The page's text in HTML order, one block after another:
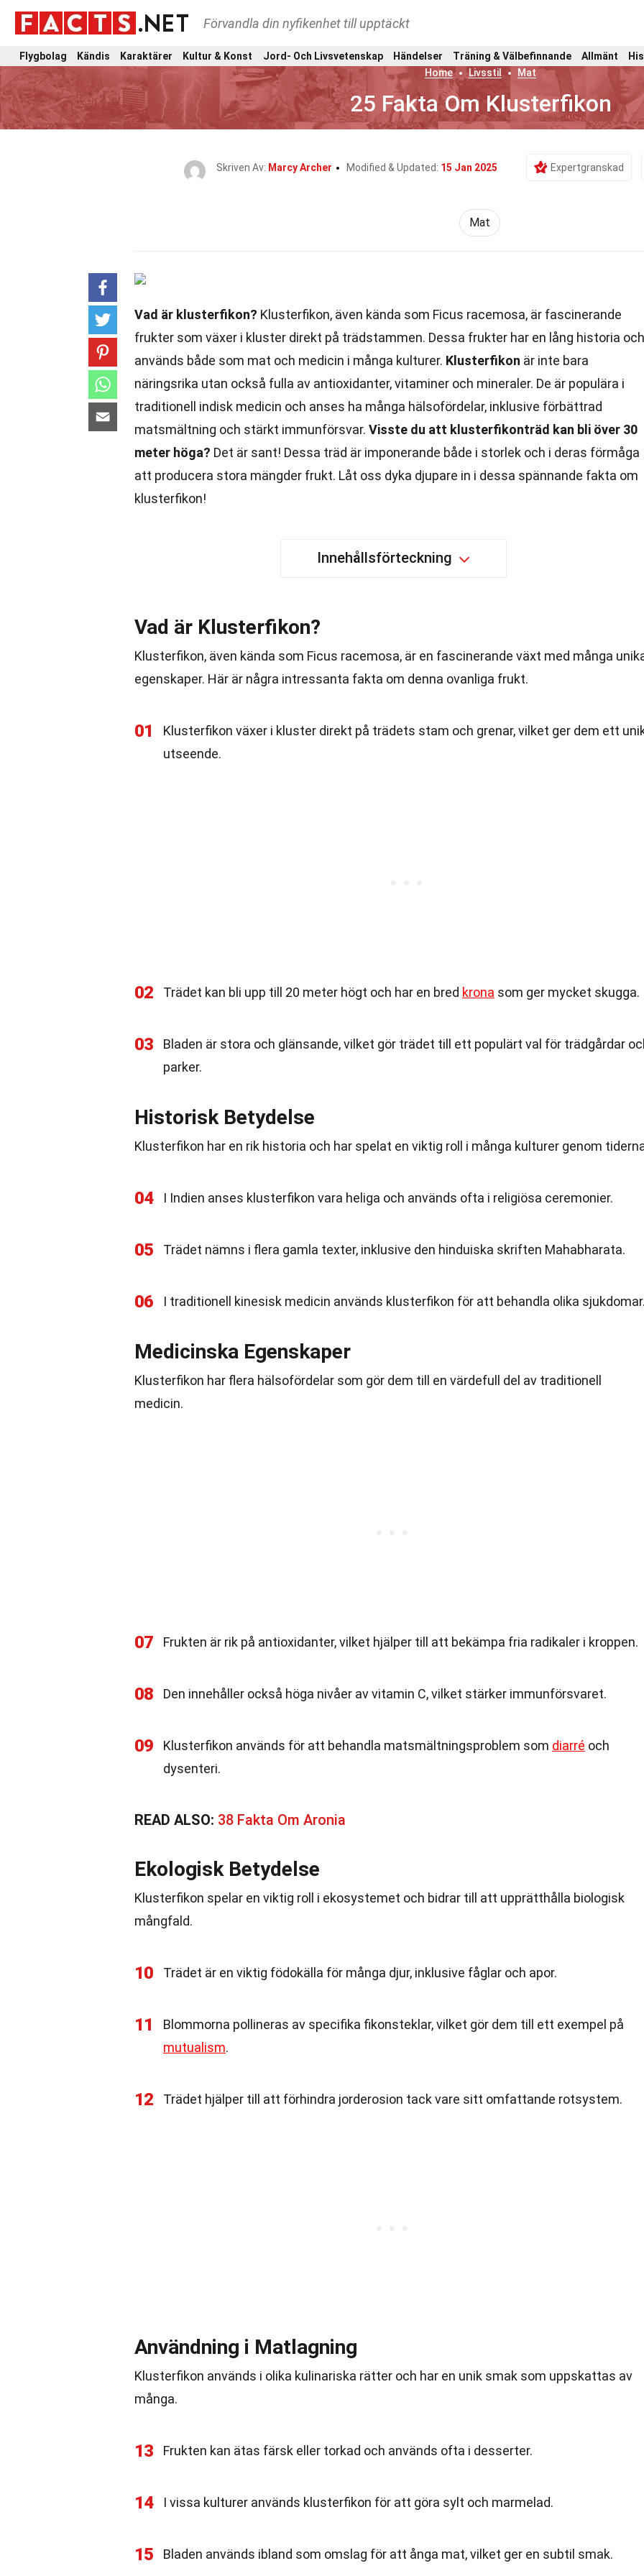
Förvandla din nyfikenhet till upptäckt
Flygbolag Kändis Karaktärer Kultur & Konst Jord- Och Livsvetenskap Händelser Träning & Välbefinnande Allmänt
Home
Livsstil Mat
25 Fakta Om Klusterfikon
Skriven Av: Marcy Archer Modified & Updated: 15 Jan 2025 Expertgranskad
Mat
Vad är klusterfikon? Klusterfikon, även kända som Ficus racemosa, är fascinerande
frukter som växer i kluster direkt på trädstammen. Dessa frukter har en lång historia och
används både som mat och medicin i många kulturer. Klusterfikon är inte bara
näringsrika utan också fulla av antioxidanter, vitaminer och mineraler. De är populära i
traditionell indisk medicin och anses ha många hälsofördelar, inklusive förbättrad
matsmältning och stärkt immunförsvar. Visste du att klusterfikonträd kan bli över 30
meter höga? Det är sant! Dessa träd är imponerande både i storlek och i deras förmåga
att producera stora mängder frukt. Låt oss dyka djupare in i dessa spännande fakta om
klusterfikon!
Innehållsförteckning
Vad är Klusterfikon?
Klusterfikon, även kända som Ficus racemosa, är en fascinerande växt med många
egenskaper. Här är några intressanta fakta om denna ovanliga frukt.
01
Klusterfikon växer i kluster direkt på trädets stam och grenar, vilket ger dem ett
utseende.
02 Trädet kan bli upp till 20 meter högt och har en bred krona som ger mycket skugga.
03
Bladen är stora och glänsande, vilket gör trädet till ett populärt val för trädgårdar
parker.
Historisk Betydelse
Klusterfikon har en rik historia och har spelat en viktig roll i många kulturer genom
04 I Indien anses klusterfikon vara heliga och används ofta i religiösa ceremonier.
05 Trädet nämns i flera gamla texter, inklusive den hinduiska skriften Mahabharata.
06 I traditionell kinesisk medicin används klusterfikon för att behandla olika
Medicinska Egenskaper
Klusterfikon har flera hälsofördelar som gör dem till en värdefull del av traditionell
medicin.
07 Frukten är rik på antioxidanter, vilket hjälper till att bekämpa fria radikaler i kroppen.
08 Den innehåller också höga nivåer av vitamin C, vilket stärker immunförsvaret.
09 Klusterfikon används för att behandla matsmältningsproblem som diarré och
dysenteri.
READ ALSO: 38 Fakta Om Aronia
Ekologisk Betydelse
Klusterfikon spelar en viktig roll i ekosystemet och bidrar till att upprätthålla biologisk
mångfald.
10 Trädet är en viktig födokälla för många djur, inklusive fåglar och apor.
11
Blommorna pollineras av specifika fikonsteklar, vilket gör dem till ett exempel på
mutualism.
12 Trädet hjälper till att förhindra jorderosion tack vare sitt omfattande rotsystem.
Användning i Matlagning
Klusterfikon används i olika kulinariska rätter och har en unik smak som uppskattas av
många.
13 Frukten kan ätas färsk eller torkad och används ofta i desserter.
14 I vissa kulturer används klusterfikon för att göra sylt och marmelad.
15 Bladen används ibland som omslag för att ånga mat, vilket ger en subtil smak.